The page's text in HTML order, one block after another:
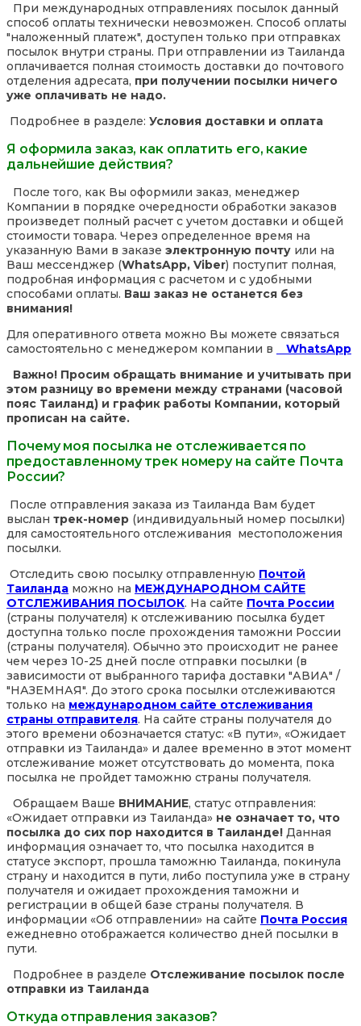
При международных отправлениях посылок данный
способ оплаты технически невозможен. Способ оплаты
"наложенный платеж", доступен только при отправках
посылок внутри страны. При отправлении из Таиланда
оплачивается полная стоимость доставки до почтового
отделения адресата, при получении посылки ничего
уже оплачивать не надо.
Подробнее в разделе: Условия доставки и оплата
Я оформила заказ, как оплатить его, какие
дальнейшие действия?
После того, как Вы оформили заказ, менеджер
Компании в порядке очередности обработки заказов
произведет полный расчет с учетом доставки и общей
стоимости товара. Через определенное время на
указанную Вами в заказе электронную почту или на
Ваш мессенджер (WhatsApp, Viber) поступит полная,
подробная информация с расчетом и с удобными
способами оплаты. Ваш заказ не останется без
внимания!
Для оперативного ответа можно Вы можете связаться
самостоятельно с менеджером компании в
WhatsApp
Важно! Просим обращать внимание и учитывать при
этом разницу во времени между странами (часовой
пояс Таиланд) и график работы Компании, который
прописан на сайте.
Почему моя посылка не отслеживается по
предоставленному трек номеру на сайте Почта
России?
После отправления заказа из Таиланда Вам будет
выслан трек-номер (индивидуальный номер посылки)
для самостоятельного отслеживания местоположения
посылки.
Отследить свою посылку отправленную Почтой
Таиланда можно на МЕЖДУНАРОДНОМ САЙТЕ
ОТСЛЕЖИВАНИЯ ПОСЫЛОК. На сайте Почта России
(страны получателя) к отслеживанию посылка будет
доступна только после прохождения таможни России
(страны получателя). Обычно это происходит не ранее
чем через 10-25 дней после отправки посылки (в
зависимости от выбранного тарифа доставки "АВИА" /
"НАЗЕМНАЯ". До этого срока посылки отслеживаются
только на международном сайте отслеживания
страны отправителя. На сайте страны получателя до
этого времени обозначается статус: «В пути», «Ожидает
отправки из Таиланда» и далее временно в этот момент
отслеживание может отсутствовать до момента, пока
посылка не пройдет таможню страны получателя.
Обращаем Ваше ВНИМАНИЕ, статус отправления:
«Ожидает отправки из Таиланда» не означает то, что
посылка до сих пор находится в Таиланде! Данная
информация означает то, что посылка находится в
статусе экспорт, прошла таможню Таиланда, покинула
страну и находится в пути, либо поступила уже в страну
получателя и ожидает прохождения таможни и
регистрации в общей базе страны получателя. В
информации «Об отправлении» на сайте Почта Россия
ежедневно отображается количество дней посылки в
пути.
Подробнее в разделе Отслеживание посылок после
отправки из Таиланда
Откуда отправления заказов?